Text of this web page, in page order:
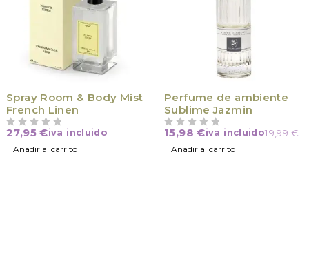
Spray Room & Body Mist
French Linen
27,95€iva incluido
Añadir al carrito
Perfume de ambiente
Sublime Jazmin
19,99€
15,98€iva incluido
Añadir al carrito